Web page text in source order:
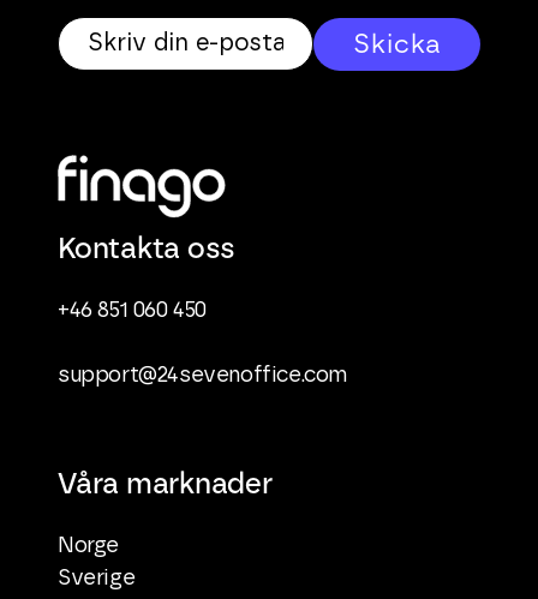
Kontakta oss
+46 851 060 450
support@24sevenoffice.com
Våra marknader
Norge
Sverige